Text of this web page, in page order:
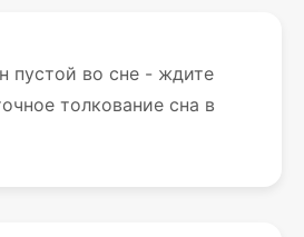
пустой во сне - ждите
толкование сна в